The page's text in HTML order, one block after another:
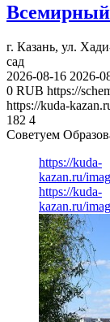
Всемирный
г. Казань, ул.
сад
2026-08-16 2026-
0 RUB https://
https://kuda-
182 4
Советуем
https://kuda-
kazan.ru/
https://kuda-
kazan.ru/